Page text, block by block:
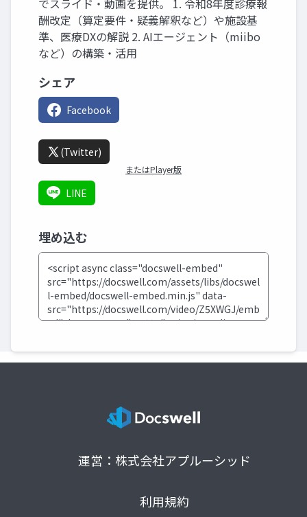
でスライド・動画を提供。 1. 令和8年度診療報
酬改定（算定要件・疑義解釈など）や施設基
準、医療DXの解説 2. AIエージェント（miibo
など）の構築・活用
シェア
Facebook
(Twitter)
またはPlayer版
LINE
埋め込む
運営：株式会社アプルーシッド
利用規約